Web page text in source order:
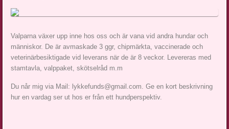
Valparna växer upp inne hos oss och är vana vid andra hundar och
människor. De är avmaskade 3 ggr, chipmärkta, vaccinerade och
veterinärbesiktigade vid leverans när de är 8 veckor. Levereras med
stamtavla, valppaket, skötselråd m.m
Du når mig via Mail: lykkefunds@gmail.com . Ge en kort beskrivning
hur en vardag ser ut hos er från ett hundperspektiv.